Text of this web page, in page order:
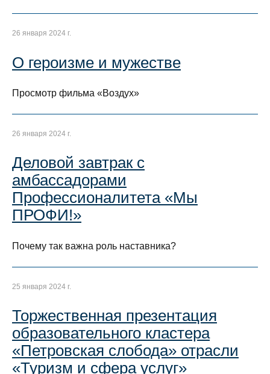
26 января 2024 г.
О героизме и мужестве
Просмотр фильма «Воздух»
26 января 2024 г.
Деловой завтрак с
амбассадорами
Профессионалитета «Мы
ПРОФИ!»
Почему так важна роль наставника?
25 января 2024 г.
Торжественная презентация
образовательного кластера
«Петровская слобода» отрасли
«Туризм и сфера услуг»